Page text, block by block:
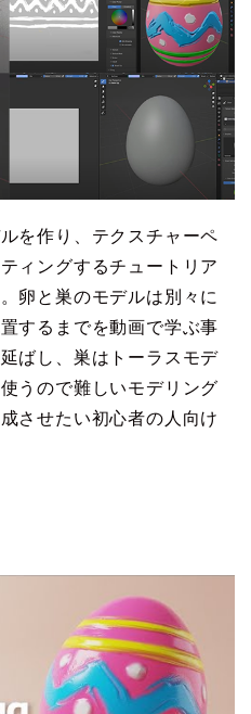
を作り、テクスチャーペ
ィングするチュートリア
卵と巣のモデルは別々に
するまでを動画で学ぶ事
ばし、巣はトーラスモデ
うので難しいモデリング
させたい初心者の人向け